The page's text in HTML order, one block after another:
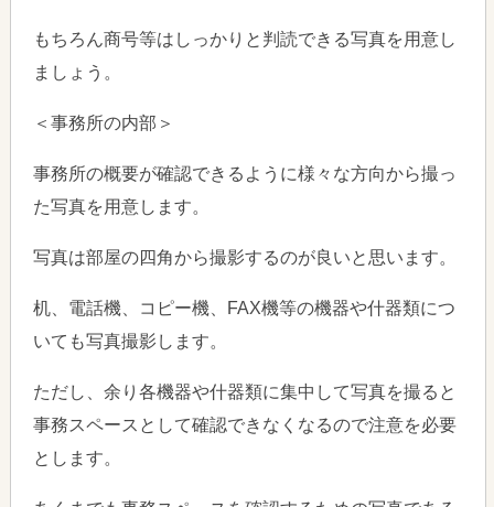
もちろん商号等はしっかりと判読できる写真を用意し
ましょう。
＜事務所の内部＞
事務所の概要が確認できるように様々な方向から撮っ
た写真を用意します。
写真は部屋の四角から撮影するのが良いと思います。
机、電話機、コピー機、FAX機等の機器や什器類につ
いても写真撮影します。
ただし、余り各機器や什器類に集中して写真を撮ると
事務スペースとして確認できなくなるので注意を必要
とします。